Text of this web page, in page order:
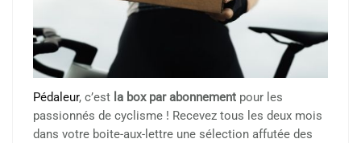
Pédaleur, c’est la box par abonnement pour les
passionnés de cyclisme ! Recevez tous les deux mois
dans votre boite-aux-lettre une sélection affutée des